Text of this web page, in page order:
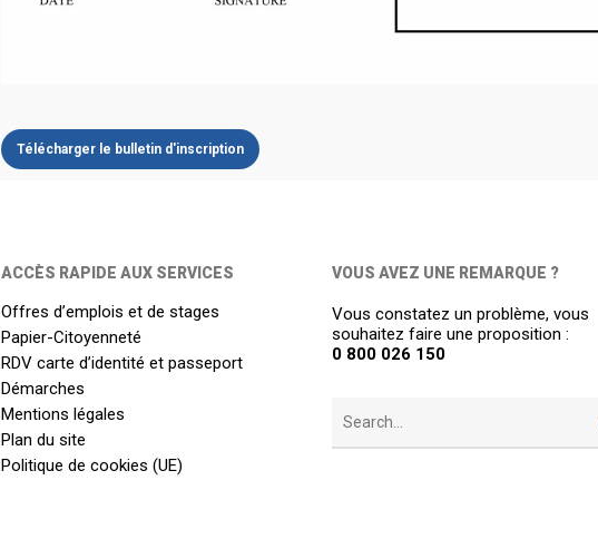
Télécharger le bulletin d'inscription
ACCÈS RAPIDE AUX SERVICES
Offres d’emplois et de stages
Papier-Citoyenneté
RDV carte d’identité et passeport
Démarches
Mentions légales
Plan du site
Politique de cookies (UE)
VOUS AVEZ UNE REMARQUE ?
Vous constatez un problème, vous
souhaitez faire une proposition :
0 800 026 150